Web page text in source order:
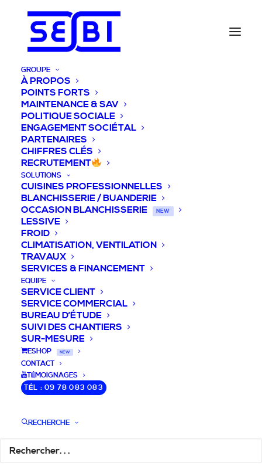
GROUPE
À PROPOS
POINTS FORTS
MAINTENANCE & SAV
POLITIQUE SOCIALE
ENGAGEMENT SOCIÉTAL
PARTENAIRES
CHIFFRES CLÉS
RECRUTEMENT
SOLUTIONS
CUISINES PROFESSIONNELLES
BLANCHISSERIE / BUANDERIE
OCCASION BLANCHISSERIE
NEW
LESSIVE
FROID
CLIMATISATION, VENTILATION
TRAVAUX
SERVICES & FINANCEMENT
EQUIPE
SERVICE CLIENT
SERVICE COMMERCIAL
BUREAU D’ÉTUDE
SUIVI DES CHANTIERS
SUR-MESURE
ESHOP NEW
CONTACT
TÉMOIGNAGES
TÉL : 09 78 083 083
RECHERCHE
DEVIS / CONSEILS /
QUESTIONS